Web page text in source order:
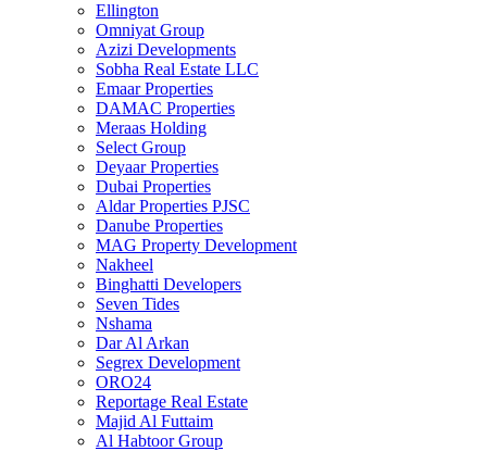
Ellington
Omniyat Group
Azizi Developments
Sobha Real Estate LLC
Emaar Properties
DAMAC Properties
Meraas Holding
Select Group
Deyaar Properties
Dubai Properties
Aldar Properties PJSC
Danube Properties
MAG Property Development
Nakheel
Binghatti Developers
Seven Tides
Nshama
Dar Al Arkan
Segrex Development
ORO24
Reportage Real Estate
Majid Al Futtaim
Al Habtoor Group